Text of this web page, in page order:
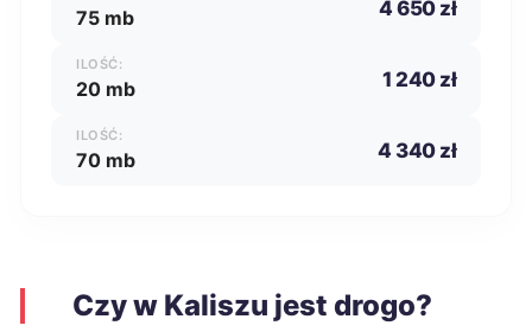
75 mb 4 650 zł
ILOŚĆ:
20 mb 1 240 zł
ILOŚĆ:
70 mb 4 340 zł
Czy w Kaliszu jest drogo?